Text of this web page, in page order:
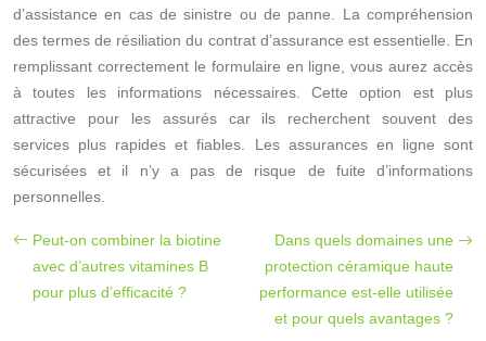
d’assistance en cas de sinistre ou de panne. La compréhension
des termes de résiliation du contrat d’assurance est essentielle. En
remplissant correctement le formulaire en ligne, vous aurez accès
à toutes les informations nécessaires. Cette option est plus
attractive pour les assurés car ils recherchent souvent des
services plus rapides et fiables. Les assurances en ligne sont
sécurisées et il n’y a pas de risque de fuite d’informations
personnelles.
Peut-on combiner la biotine
avec d’autres vitamines B
pour plus d’efficacité ?
Dans quels domaines une
protection céramique haute
performance est-elle utilisée
et pour quels avantages ?